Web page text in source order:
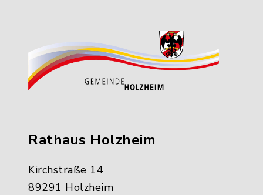
Rathaus Holzheim
Kirchstraße 14
89291 Holzheim